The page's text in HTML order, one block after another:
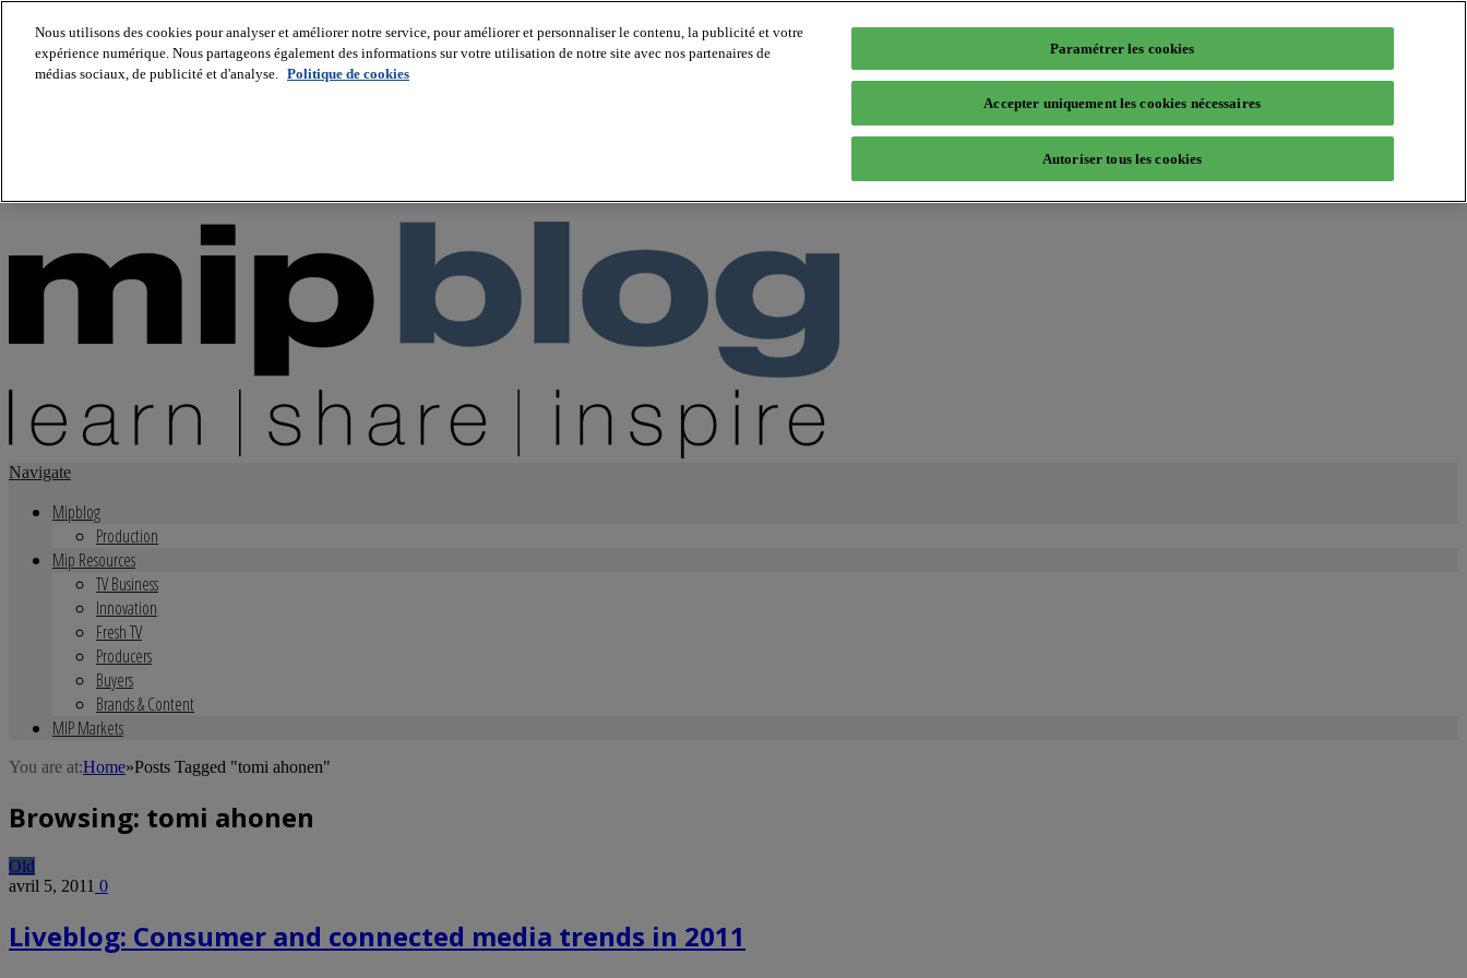
About us
Navigate
Mipblog
Production
Mip Resources
TV Business
Innovation
Fresh TV
Producers
Buyers
Brands & Content
MIP Markets
You are at:Home»Posts Tagged "tomi ahonen"
Browsing: tomi ahonen
Old
avril 5, 2011 0
Liveblog: Consumer and connected media trends in 2011
Nous utilisons des cookies pour analyser et améliorer notre service, pour améliorer et personnaliser le contenu, la publicité et votre
expérience numérique. Nous partageons également des informations sur votre utilisation de notre site avec nos partenaires de
médias sociaux, de publicité et d'analyse. Politique de cookies
Paramétrer les cookies
Accepter uniquement les cookies nécessaires
Autoriser tous les cookies